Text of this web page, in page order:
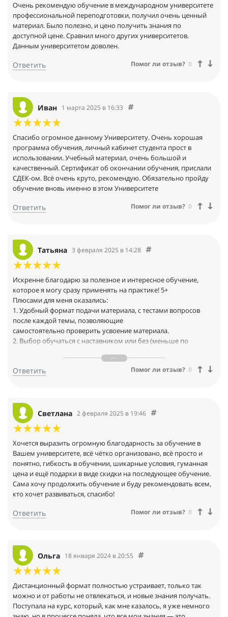
Очень рекомендую обучение в международном университете
профессиональной переподготовки, получил очень ценный
материал. Было полезно, и цено получить знания по
доступной цене. Сравнил много других университетов.
Данным университетом доволен.
Ответить Помог ли отзыв? 0
Иван 1 марта 2025 в 16:33
Спасибо огромное данному Университету. Очень хорошая
программа обучения, личный кабинет студента прост в
использовании. Учебный материал, очень большой и
качественный. Сертификат об окончании обучения, прислали
СДЕК-ом. Всё очень круто, рекомендую. Обязательно пройду
обучение вновь именно в этом Университете
Ответить Помог ли отзыв? 0
Татьяна 3 февраля 2025 в 14:28
Искренне благодарю за полезное и интересное обучение,
которое я могу сразу применять на практике! 5+
Плюсами для меня оказались:
1. Удобный формат подачи материала, с тестами вопросов
после каждой темы, позволяющие
самостоятельно проверить усвоение материала.
2. Выбор обучаться с наставником или без (меньше по
взаимодействия, полностью самостоятельное изучение.
3. Возможность изучать текстовые и видео матертиалы,
4. Самая бюджетная оплата из всех рассматриваемых мною
учебных заведений.
5. Самый важный для меня момент: остаётся право доступа к
предоставленным
учебным материалам и после окончания обучения. Есть
возможность повторить, дочитать. Так как материалы
действительно ценные и интересные. И что важно, хорошо
структурированные по 2 направлениям: и психологии, и
тарологии.
6. Самый удобный и понятный дистанционный формат
7. Кураторы сразу отвечали на все вопросы. Диплом и
лишнего.
8. Приятный бонус, есть скидка до конца года 5000 р., которую
могу потратить на следующее обучение или подарить другу.
9. Мне понравилось, всё качественно и за умеренную
адекватную плату. В самом начале дали скидку за полную
оплату обучения и раннее бронирование.
10. Мне интересно и удобно здесь обучаться. По психологии и
Ответить Помог ли отзыв? 0
Светлана 2 февраля 2025 в 19:46
Хочется выразить огромную благодарность за обучение в
Вашем университете, всё чётко организовано, всё просто и
понятно, гибкость в обучении, шикарные условия, гуманная
цена и ещё подарки в виде скидки на последующее обучение.
Сама хочу продолжить обучение и буду рекомендовать всем,
кто хочет развиваться, спасибо!
Ответить Помог ли отзыв? 0
Ольга 18 января 2024 в 20:55
Дистанционный формат полностью устраивает, только так
можно и от работы не отвлекаться, и новые знания получать.
Поступала на курс, который, как мне казалось, я уже немного